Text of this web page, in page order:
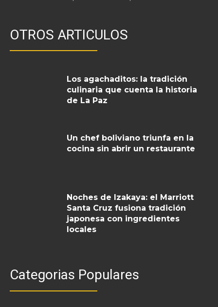
OTROS ARTICULOS
Los agachaditos: la tradición
culinaria que cuenta la historia
de La Paz
Un chef boliviano triunfa en la
cocina sin abrir un restaurante
Noches de Izakaya: el Marriott
Santa Cruz fusiona tradición
japonesa con ingredientes
locales
Categorias Populares